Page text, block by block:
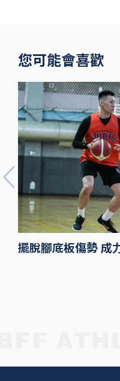
您可能會喜歡
擺脫腳底板傷勢 成